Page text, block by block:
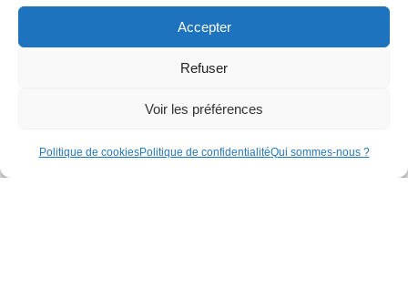
Accepter
Refuser
Voir les préférences
Politique de cookiesPolitique de confidentialitéQui sommes-nous ?